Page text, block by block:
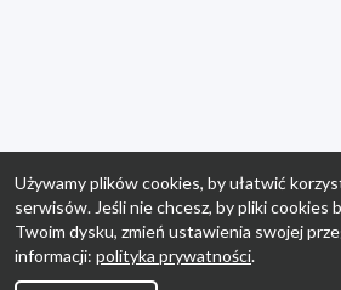
Używamy plików cookies, by ułatwić
serwisów. Jeśli nie chcesz, by pliki cookies
Twoim dysku, zmień ustawienia swojej
informacji: polityka prywatności.